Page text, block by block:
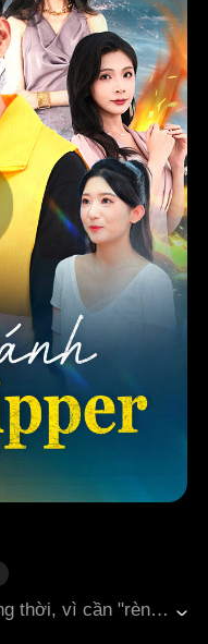
Ngôn tình hiện đại
Diệp Thần vốn là Võ thánh đương thời, vì cần "rèn luyện giữa hồng trần" nên hóa thân thành một anh giao đồ ăn. Trông thì bình thường, nhưng thực chất lại tinh thông tướng thuật, y thuật cùng vô số thuật pháp huyền môn.Trong một lần giao đơn, anh tình cờ cứu được Tiêu Sở Sở, nữ tổng giám đốc của Tập đoàn Y tế Cao Hạ, cùng cô bạn thân Triệu Linh Linh. Nhưng vì một hiểu lầm, Diệp Thần lại kết xuống "mối nợ bồi thường", bị ép trở thành nhân viên giao hàng chuyên trách của công ty. Từ đó, anh liên tục vướng vào mối quan hệ phức tạp giữa Tiêu Sở Sở, Triệu Linh Linh, Lâm Tây Thi bán cơm chiên, sinh viên đại học Phùng Khả Khả cùng nhiều người phụ nữ khác, đồng thời bị cuốn vào cuộc đấu đá thương trường, ân oán giang hồ, và cả những cục diện phong thủy kỳ bí.